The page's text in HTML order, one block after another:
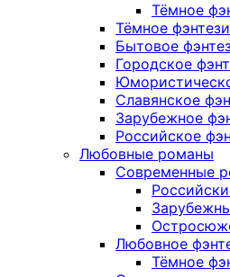
Тёмное
Тёмное фэнтези
Бытовое
Городское
Славянское
Зарубежное
Российское
Любовные романы
Современные
Любовное
Тёмное